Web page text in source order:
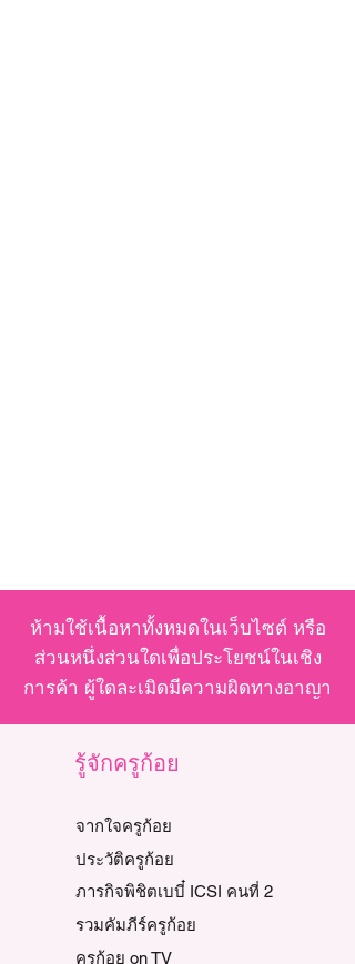
ห้ามใช้เนื้อหาทั้งหมดในเว็บไซต์ หรือ
ส่วนหนึ่งส่วนใดเพื่อประโยชน์ในเชิง
การค้า ผู้ใดละเมิดมีความผิดทางอาญา
รู้จักครูก้อย
จากใจครูก้อย
ประวัติครูก้อย
ภารกิจพิชิตเบบี๋ ICSI คนที่ 2
รวมคัมภีร์ครูก้อย
ครูก้อย on TV